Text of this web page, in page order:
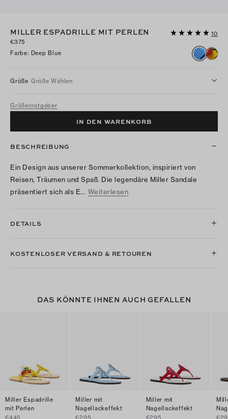
MILLER ESPADRILLE MIT PERLEN
10
€375
Farbe: Deep Blue
Größe Größe Wählen
Größenratgeber
IN DEN WARENKORB
BESCHREIBUNG
Ein Design aus unserer Sommerkollektion, inspiriert von
Reisen, Träumen und Spaß. Die legendäre Miller Sandale
präsentiert sich als E… Weiterlesen
DETAILS
KOSTENLOSER VERSAND & RETOUREN
DAS KÖNNTE IHNEN AUCH GEFALLEN
Miller Espadrille
mit Perlen
Miller mit
Nagellackeffekt
Miller mit
Nagellackeffekt